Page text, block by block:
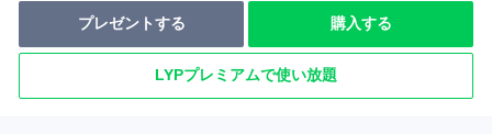
プレゼントする 購入する
LYPプレミアムで使い放題